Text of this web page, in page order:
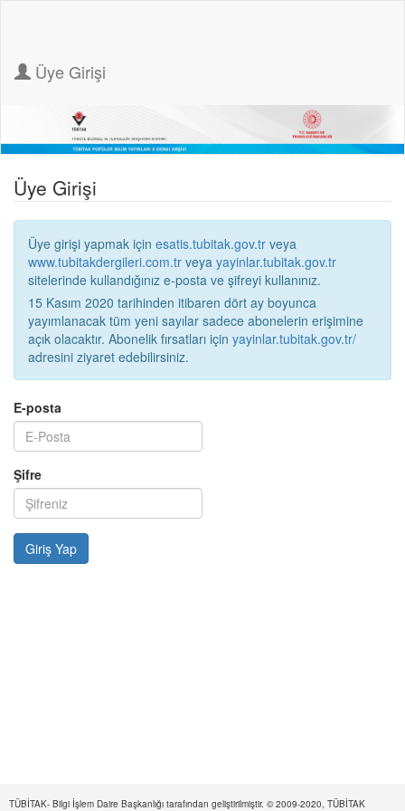
Üye Girişi
Üye Girişi
Üye girişi yapmak için esatis.tubitak.gov.tr veya
www.tubitakdergileri.com.tr veya yayinlar.tubitak.gov.tr
sitelerinde kullandığınız e-posta ve şifreyi kullanınız.
15 Kasım 2020 tarihinden itibaren dört ay boyunca
yayımlanacak tüm yeni sayılar sadece abonelerin erişimine
açık olacaktır. Abonelik fırsatları için yayinlar.tubitak.gov.tr/
adresini ziyaret edebilirsiniz.
E-posta
Şifre
TÜBİTAK- Bilgi İşlem Daire Başkanlığı tarafından geliştirilmiştir. © 2009-2020, TÜBİTAK